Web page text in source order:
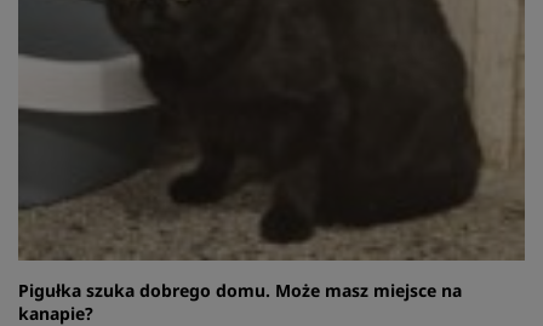
Pigułka szuka dobrego domu. Może masz miejsce na
kanapie?